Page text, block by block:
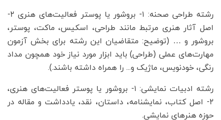
رشته طراحی صحنه: ۱- بروشور یا پوستر فعالیت‌های هنری ۲-
اصل آثار هنری مرتبط مانند طراحی، اسکیس، ماکت، پوستر،
بروشور و … (توضیح: متقاضیان این رشته برای بخش آزمون
مهارت‌های عملی (طراحی) باید ابزار مورد نیاز خود همچون مداد
رنگی، خودنویس، ماژیک و... را همراه داشته باشند.).
رشته ادبیات نمایشی: ۱- بروشور یا پوستر فعالیت‌های هنری،
۲- اصل کتاب، نمایشنامه، داستان، نقد، یادداشت و مقاله در
حوزه هنرهای نمایشی.